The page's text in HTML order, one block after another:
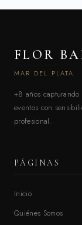
FLOR
MAR DEL PLATA
+8 años capturando
eventos con
profesional.
PÁGINAS
Inicio
Quiénes Somos